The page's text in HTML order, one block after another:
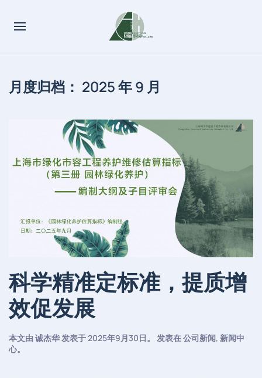
月度归档： 2025 年 9 月
科学精准定标准，提质增
效促发展
本文由 诚杰华发表于2025年9月30日。 发表在公司新闻, 新闻中
心。